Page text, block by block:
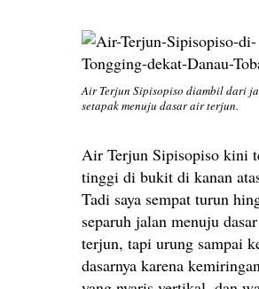
Air Terjun Sipisopiso diambil dari
setapak menuju dasar air terjun.
Air Terjun Sipisopiso kini
tinggi di bukit di kanan
Tadi saya sempat turun
separuh jalan menuju
terjun, tapi urung sampai
dasarnya karena